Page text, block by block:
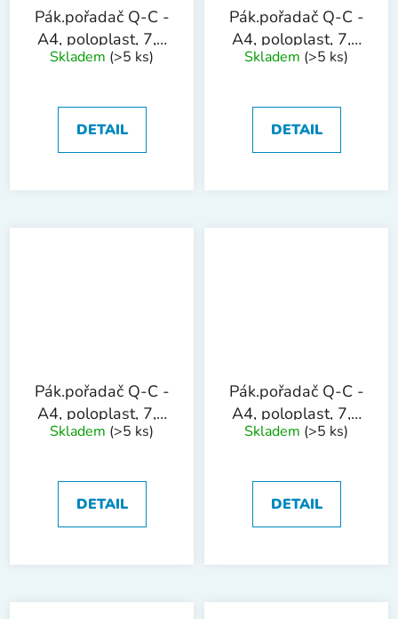
Pák.pořadač Q-C -
A4, poloplast, 7,5
cm, tyrkysový
Skladem (>5 ks)
DETAIL
Pák.pořadač Q-C -
A4, poloplast, 7,5
cm, černý
Skladem (>5 ks)
DETAIL
Pák.pořadač Q-C -
A4, poloplast, 7,5
cm, fialový
Skladem (>5 ks)
DETAIL
Pák.pořadač Q-C -
A4, poloplast, 7,5
cm, růžový
Skladem (>5 ks)
DETAIL